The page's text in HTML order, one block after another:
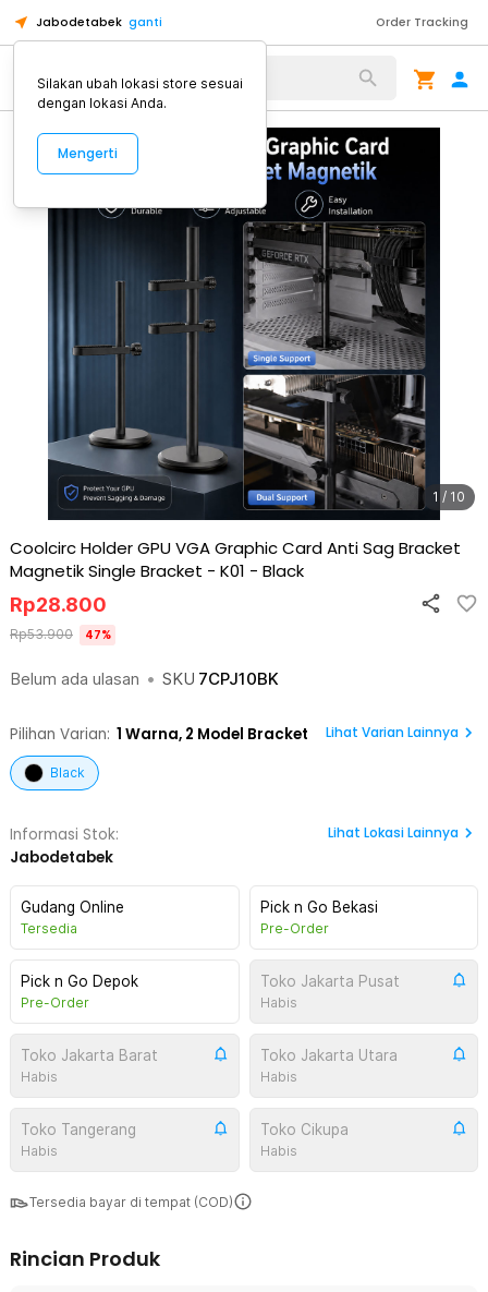
Jabodetabek ganti Order Tracking
Alat Kopi
1 / 10
Coolcirc Holder GPU VGA Graphic Card Anti Sag Bracket
Magnetik Single Bracket - K01 - Black
Belum ada ulasan • SKU 7CPJ10BK
Rp28.800
Rp53.900 47%
Pilihan Varian: 1 Warna, 2 Model Bracket Lihat Varian Lainnya
Black
Informasi Stok:
Jabodetabek
Lihat Lokasi Lainnya
Gudang Online
Tersedia
Pick n Go Bekasi
Pre-Order
Pick n Go Depok
Pre-Order
Toko Jakarta Pusat
Habis
Toko Jakarta Barat
Habis
Toko Jakarta Utara
Habis
Toko Tangerang
Habis
Toko Cikupa
Habis
Tersedia bayar di tempat (COD)
Rincian Produk
Silakan ubah lokasi store sesuai
dengan lokasi Anda.
Mengerti